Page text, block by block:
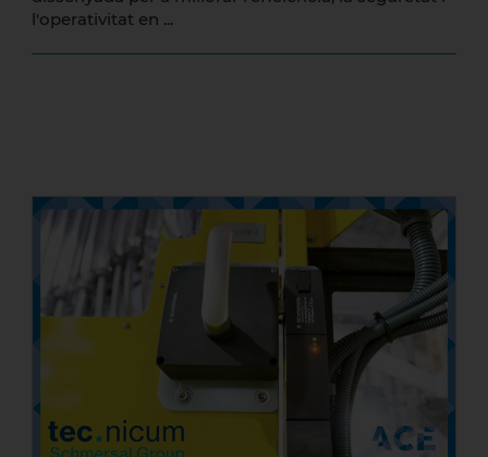
l'operativitat en ...
Webinars de Seguretat en Maquinària
2026